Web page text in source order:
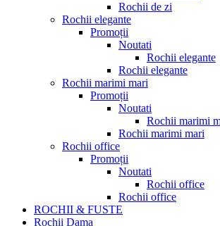
Rochii de zi
Rochii elegante
Promoții
Noutati
Rochii elegante
Rochii elegante
Rochii marimi mari
Promoții
Noutati
Rochii marimi
Rochii marimi mari
Rochii office
Promoții
Noutati
Rochii office
Rochii office
ROCHII & FUSTE
Rochii Dama